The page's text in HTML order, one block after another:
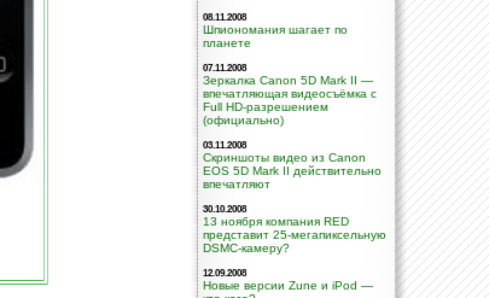
08.11.2008
Шпиономания шагает по
планете
07.11.2008
Зеркалка Canon 5D Mark II —
впечатляющая видеосъёмка с
Full HD-разрешением
(официально)
03.11.2008
Скриншоты видео из Canon
EOS 5D Mark II действительно
впечатляют
30.10.2008
13 ноября компания RED
представит 25-мегапиксельную
DSMC-камеру?
12.09.2008
Новые версии Zune и iPod —